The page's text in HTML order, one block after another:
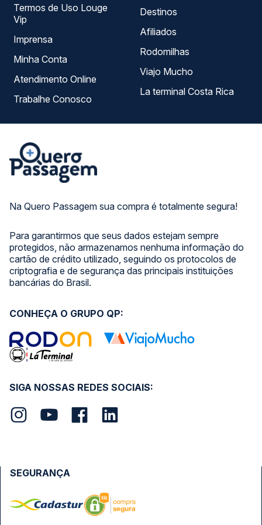
Na Quero Passagem sua compra é totalmente segura!
Para garantirmos que seus dados estejam sempre
protegidos, não armazenamos nenhuma informação do
cartão de crédito utilizado, seguindo os protocolos de
criptografia e de segurança das principais instituições
bancárias do Brasil.
Termos de Uso Louge
Vip
Imprensa
Minha Conta
Atendimento Online
Trabalhe Conosco
Destinos
Afiliados
Rodomilhas
Viajo Mucho
La terminal Costa Rica
SIGA NOSSAS REDES SOCIAIS:
CONHEÇA O GRUPO QP:
SEGURANÇA